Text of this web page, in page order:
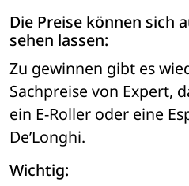
Die Preise können sich
sehen lassen:
Zu gewinnen gibt es
Sachpreise von Expert,
ein E-Roller oder eine
De’Longhi.
Wichtig: